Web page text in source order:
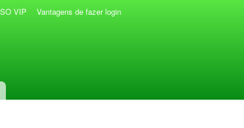
VIP Vantagens de fazer login